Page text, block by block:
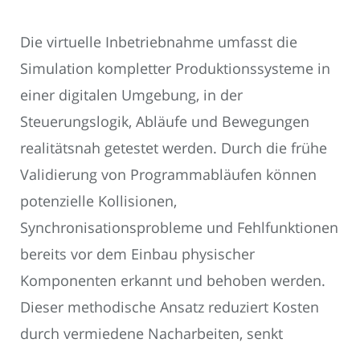
Die virtuelle Inbetriebnahme umfasst die
Simulation kompletter Produktionssysteme in
einer digitalen Umgebung, in der
Steuerungslogik, Abläufe und Bewegungen
realitätsnah getestet werden. Durch die frühe
Validierung von Programmabläufen können
potenzielle Kollisionen,
Synchronisationsprobleme und Fehlfunktionen
bereits vor dem Einbau physischer
Komponenten erkannt und behoben werden.
Dieser methodische Ansatz reduziert Kosten
durch vermiedene Nacharbeiten, senkt